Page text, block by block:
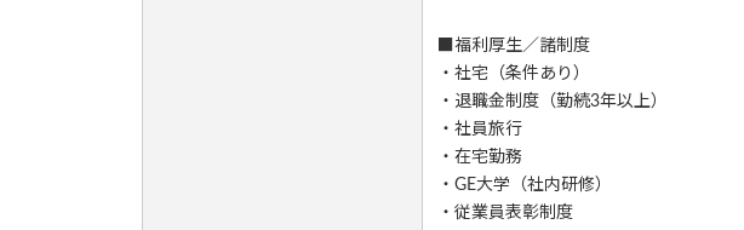
■福利厚生／諸制度
・社宅（条件あり）
・退職金制度（勤続3年以上）
・社員旅行
・在宅勤務
・GE大学（社内研修）
・従業員表彰制度